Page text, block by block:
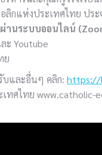
ลิกแห่งประเทศไทย ปร
านระบบออนไลน์
ะ Youtube
ย
บและอื่นๆ คลิก: https://
ทศไทย www.catholic-